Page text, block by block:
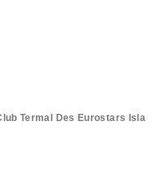
Termal Des Eurostars Isla